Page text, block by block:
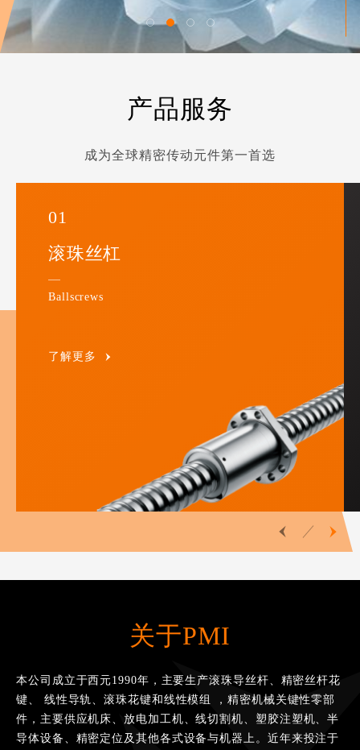
产品服务
成为全球精密传动元件第一首选
01
滚珠丝杠
Ballscrews
了解更多
关于PMI
本公司成立于西元1990年，主要生产滚珠导丝杆、精密丝杆花
键、 线性导轨、滚珠花键和线性模组 ，精密机械关键性零部
件，主要供应机床、放电加工机、线切割机、塑胶注塑机、半
导体设备、精密定位及其他各式设备与机器上。近年来投注于